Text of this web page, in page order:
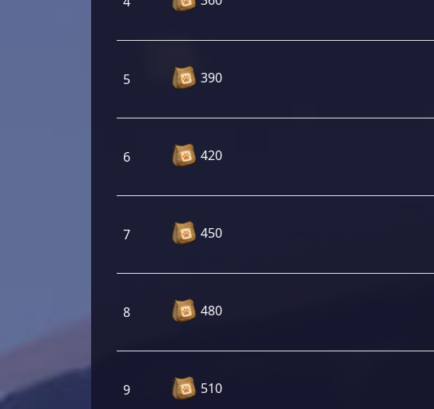
5 390
6 420
7 450
8 480
9 510